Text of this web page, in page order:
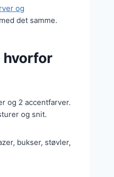
og
det samme.
hvorfor
og 2 accentfarver.
og snit.
bukser, støvler,